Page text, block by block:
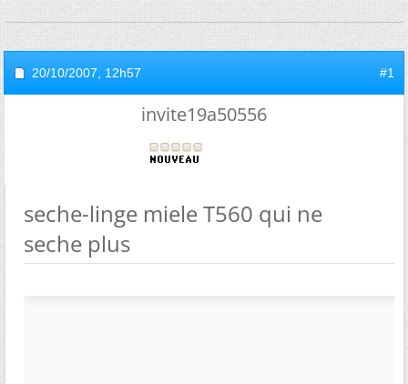
20/10/2007, 12h57 #1
invite19a50556
seche-linge miele T560 qui ne
seche plus